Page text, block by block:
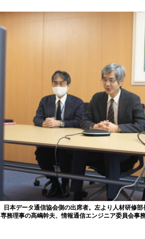
日本データ通信協会側の出席者。左より人材研修部
専務理事の髙嶋幹夫、情報通信エンジニア委員会事